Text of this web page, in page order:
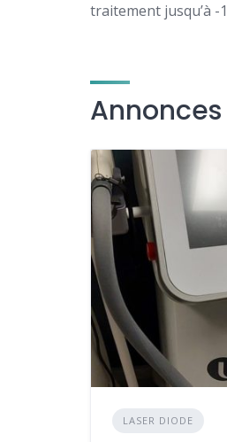
traitement jusqu’à -
LASER DIODE